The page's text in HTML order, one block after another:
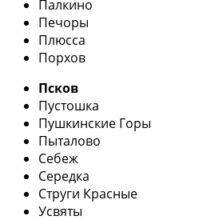
Палкино
Печоры
Плюсса
Порхов
Псков
Пустошка
Пушкинские Горы
Пыталово
Себеж
Середка
Струги Красные
Усвяты